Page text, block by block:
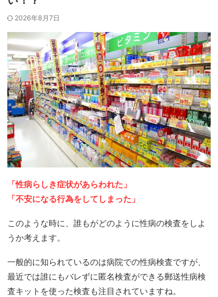
2026年8月7日
「性病らしき症状があらわれた」
「不安になる行為をしてしまった」
このような時に、誰もがどのように性病の検査をしよ
うか考えます。
一般的に知られているのは病院での性病検査ですが、
最近では誰にもバレずに匿名検査ができる郵送性病検
査キットを使った検査も注目されていますね。